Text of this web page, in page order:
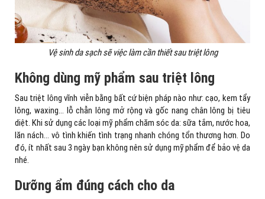
Vệ sinh da sạch sẽ việc làm cần thiết sau triệt lông
Không dùng mỹ phẩm sau triệt lông
Sau triệt lông vĩnh viễn bằng bất cứ biện pháp nào như: cạo, kem tẩy
lông, waxing… lỗ chẫn lông mở rộng và gốc nang chân lông bị tiêu
diệt. Khi sử dụng các loại mỹ phẩm chăm sóc da: sữa tắm, nước hoa,
lăn nách… vô tình khiến tình trạng nhanh chóng tổn thương hơn. Do
đó, ít nhất sau 3 ngày bạn không nên sử dụng mỹ phẩm để bảo vệ da
nhé.
Dưỡng ẩm đúng cách cho da